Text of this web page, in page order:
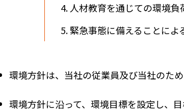
人材教育を通じての環境負
緊急事態に備えることによ
環境方針は、当社の従業員及び当社のた
環境方針に沿って、環境目標を設定し、